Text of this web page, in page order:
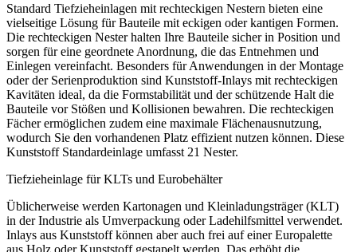
Standard Tiefzieheinlagen mit rechteckigen Nestern bieten eine
vielseitige Lösung für Bauteile mit eckigen oder kantigen Formen.
Die rechteckigen Nester halten Ihre Bauteile sicher in Position und
sorgen für eine geordnete Anordnung, die das Entnehmen und
Einlegen vereinfacht. Besonders für Anwendungen in der Montage
oder der Serienproduktion sind Kunststoff-Inlays mit rechteckigen
Kavitäten ideal, da die Formstabilität und der schützende Halt die
Bauteile vor Stößen und Kollisionen bewahren. Die rechteckigen
Fächer ermöglichen zudem eine maximale Flächenausnutzung,
wodurch Sie den vorhandenen Platz effizient nutzen können. Diese
Kunststoff Standardeinlage umfasst 21 Nester.
Tiefzieheinlage für KLTs und Eurobehälter
Üblicherweise werden Kartonagen und Kleinladungsträger (KLT)
in der Industrie als Umverpackung oder Ladehilfsmittel verwendet.
Inlays aus Kunststoff können aber auch frei auf einer Europalette
aus Holz oder Kunststoff gestapelt werden. Das erhöht die